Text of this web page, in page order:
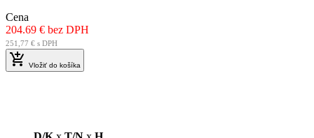
Cena
204.69 € bez DPH
251,77 € s DPH
 Vložiť do košíka